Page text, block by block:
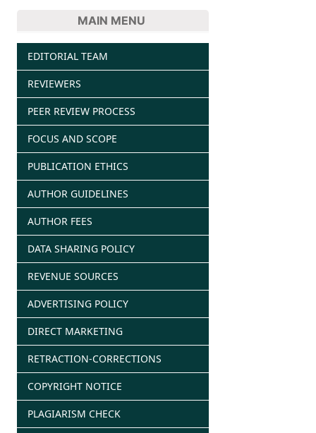
MAIN MENU
EDITORIAL TEAM
REVIEWERS
PEER REVIEW PROCESS
FOCUS AND SCOPE
PUBLICATION ETHICS
AUTHOR GUIDELINES
AUTHOR FEES
DATA SHARING POLICY
REVENUE SOURCES
ADVERTISING POLICY
DIRECT MARKETING
RETRACTION-CORRECTIONS
COPYRIGHT NOTICE
PLAGIARISM CHECK